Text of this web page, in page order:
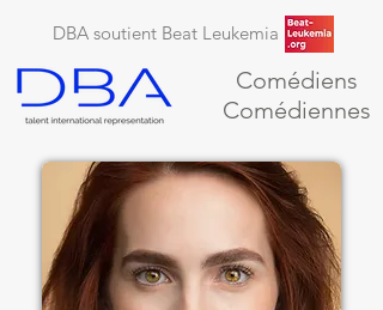
DBA soutient Beat Leukemia
Comédiens
Comédiennes